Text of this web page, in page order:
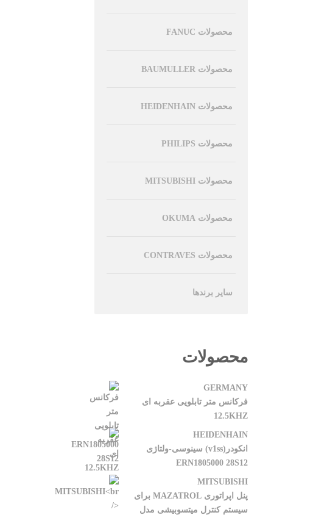
محصولات FANUC
محصولات BAUMULLER
محصولات HEIDENHAIN
محصولات PHILIPS
محصولات MITSUBISHI
محصولات OKUMA
محصولات CONTRAVES
سایر برندها
محصولات
GERMANY
فرکانس متر تابلویی عقربه ای
12.5KHZ
HEIDENHAIN
انکودر(v1ss) سینوسی-ولتاژی
ERN1805000 28S12
MITSUBISHI
پنل اپراتوری MAZATROL برای
سیستم کنترل میتسوبیشی مدل